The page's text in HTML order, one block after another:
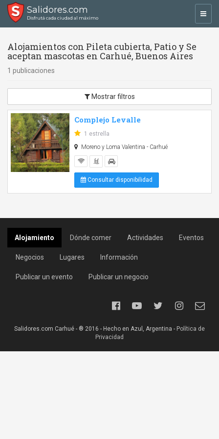
Salidores.com
Disfrutá cada ciudad al máximo
Alojamientos con Pileta cubierta, Patio y Se
aceptan mascotas en Carhué, Buenos Aires
1 publicaciones
Mostrar filtros
Complejo Levalle
1 estrella
Moreno y Loma Valentina - Carhué
Consultar disponibilidad
Alojamiento Dónde comer Actividades Eventos
Negocios Lugares Información
Publicar un evento Publicar un negocio
Salidores.com Carhué - ® 2016 - Hecho en Azul, Argentina - Política de
Privacidad